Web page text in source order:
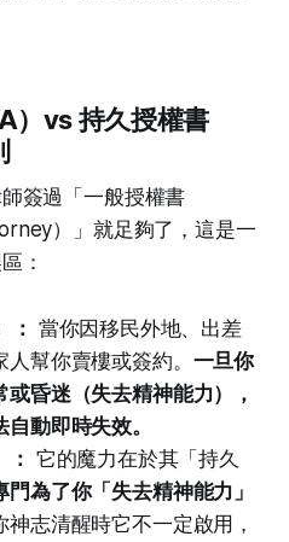
）vs 持久授權書
簽過「一般授權書
）」就足夠了，這是一
：
： 當你因移民外地、出差
幫你賣樓或簽約。 一旦你
昏迷（失去精神能力），
動即時失效。
它的魔力在於其「持久
門為了你「失去精神能力」
神志清醒時它不一定啟用，